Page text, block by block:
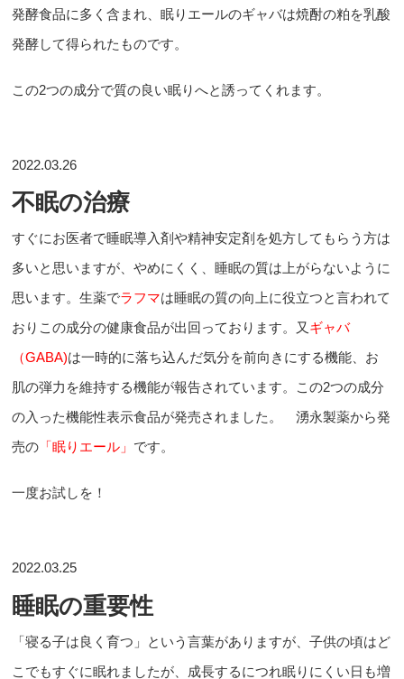
発酵食品に多く含まれ、眠りエールのギャバは焼酎の粕を乳酸
発酵して得られたものです。
この2つの成分で質の良い眠りへと誘ってくれます。
2022.03.26
不眠の治療
すぐにお医者で睡眠導入剤や精神安定剤を処方してもらう方は
多いと思いますが、やめにくく、睡眠の質は上がらないように
思います。生薬でラフマは睡眠の質の向上に役立つと言われて
おりこの成分の健康食品が出回っております。又 ギャバ
（GABA)は一時的に落ち込んだ気分を前向きにする機能、お
肌の弾力を維持する機能が報告されています。この2つの成分
の入った機能性表示食品が発売されました。 湧永製薬から発
売の 「眠りエール」 です。
一度お試しを！
2022.03.25
睡眠の重要性
「寝る子は良く育つ」という言葉がありますが、子供の頃はど
こでもすぐに眠れましたが、成長するにつれ眠りにくい日も増